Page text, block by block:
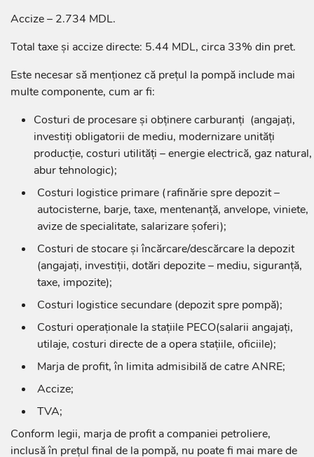
Accize – 2.734 MDL.
Total taxe și accize directe: 5.44 MDL, circa 33% din pret.
Este necesar să menționez că prețul la pompă include mai
multe componente, cum ar fi:
Costuri de procesare și obținere carburanți (angajați,
investiți obligatorii de mediu, modernizare unități
producție, costuri utilități – energie electrică, gaz natural,
abur tehnologic);
Costuri logistice primare (rafinărie spre depozit –
autocisterne, barje, taxe, mentenanță, anvelope, viniete,
avize de specialitate, salarizare șoferi);
Costuri de stocare și încărcare/descărcare la depozit
(angajați, investiții, dotări depozite – mediu, siguranță,
taxe, impozite);
Costuri logistice secundare (depozit spre pompă);
Costuri operaționale la stațiile PECO(salarii angajați,
utilaje, costuri directe de a opera stațiile, oficiile);
Marja de profit, în limita admisibilă de catre ANRE;
Accize;
TVA;
Conform legii, marja de profit a companiei petroliere,
inclusă în prețul final de la pompă, nu poate fi mai mare de